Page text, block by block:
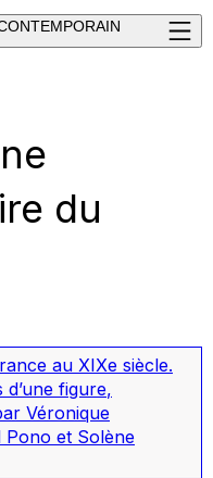
du
au XIXe siècle.
figure,
Véronique
et Solène